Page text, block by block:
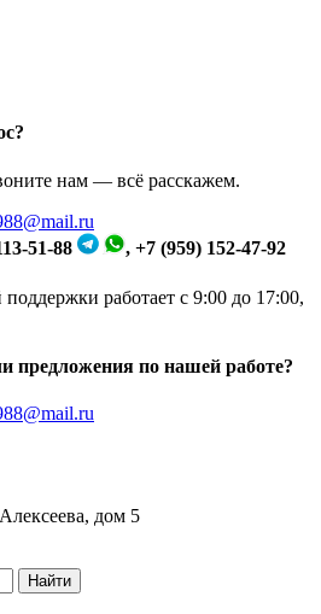
нам — всё расскажем.
51-88
, +7 (959) 152-47-92
работает с 9:00 до 17:00,
предложения по нашей работе?
дом 5